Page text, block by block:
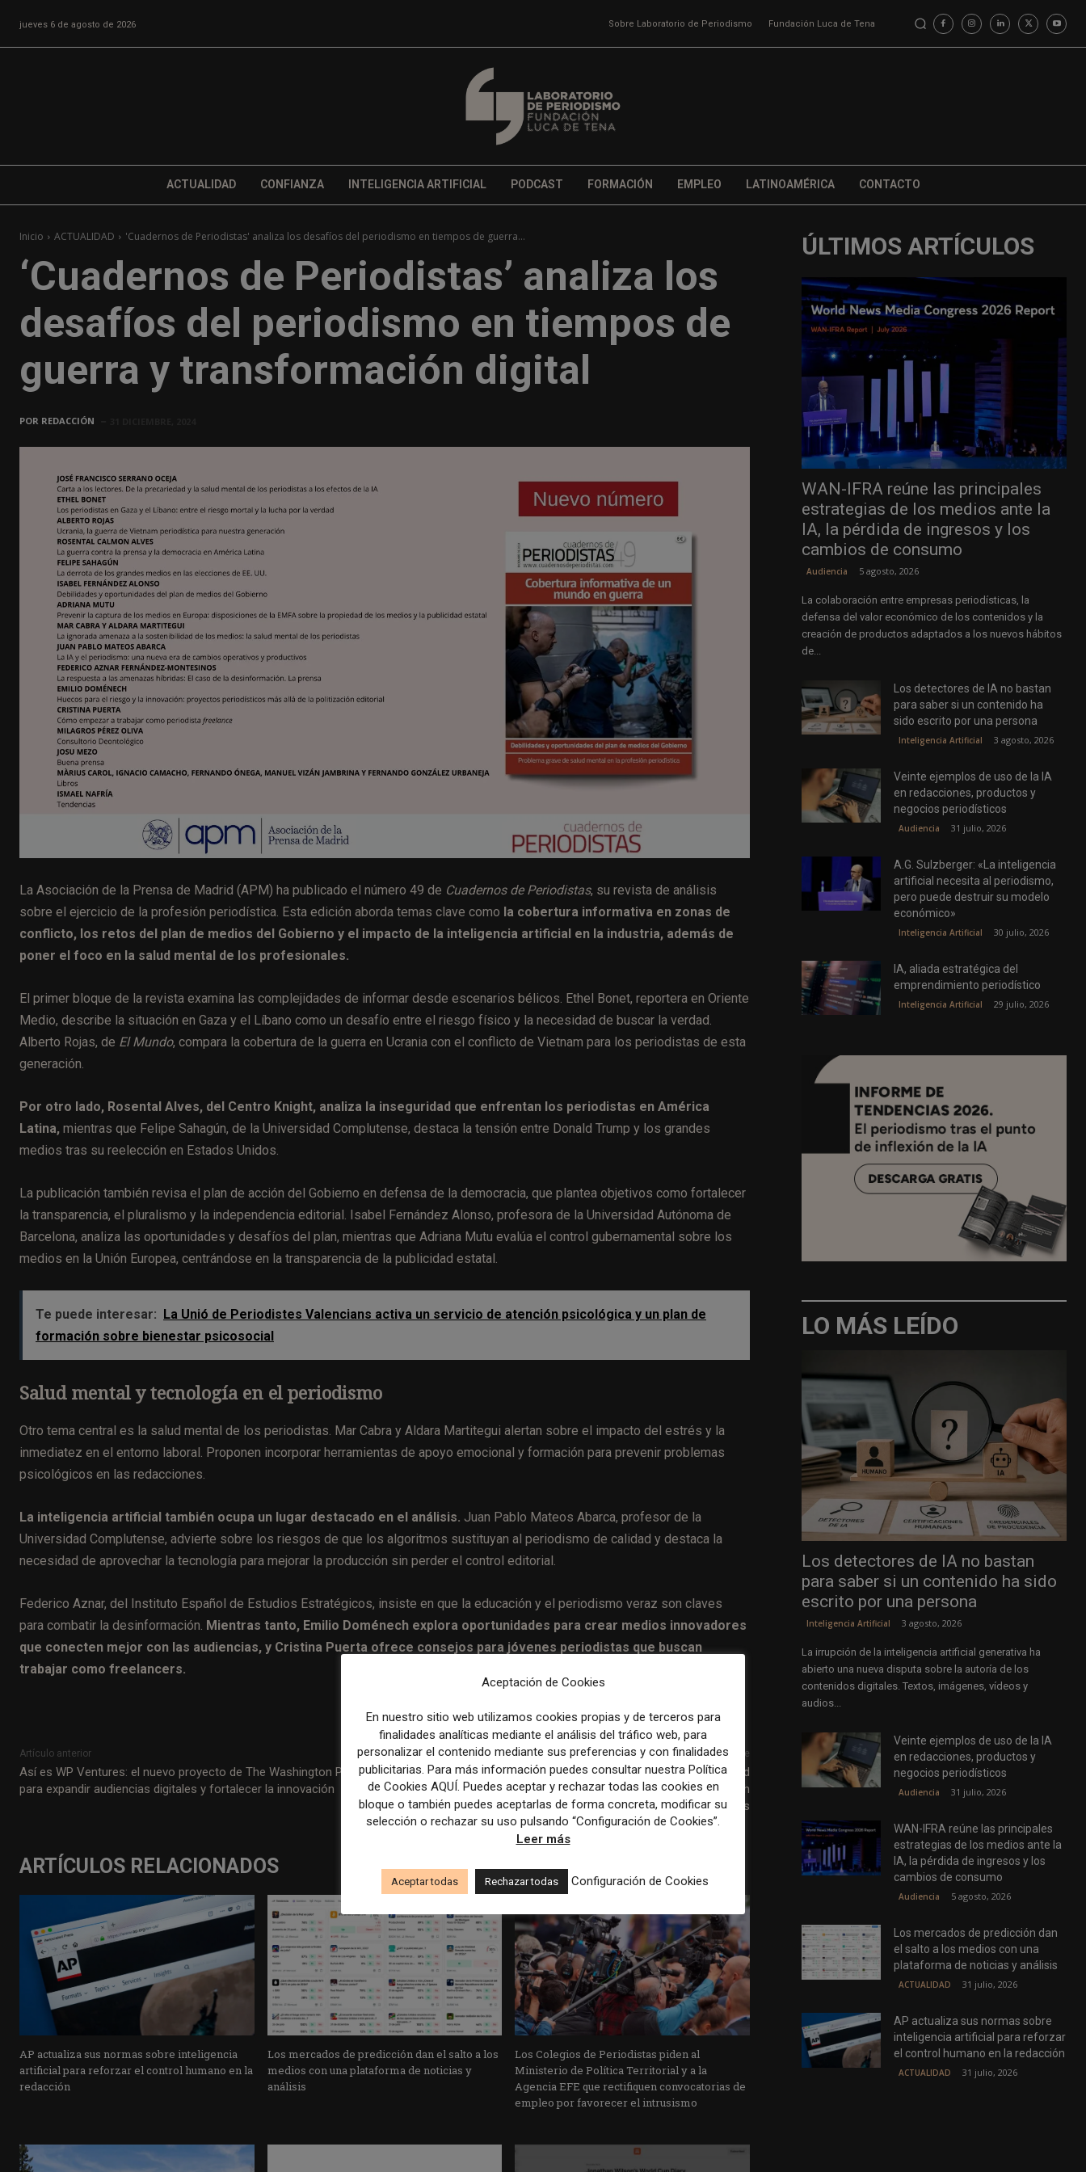
jueves 6 de agosto de 2026 Sobre Laboratorio de Periodismo Fundación Luca de Tena
ACTUALIDAD CONFIANZA INTELIGENCIA ARTIFICIAL PODCAST FORMACIÓN EMPLEO LATINOAMÉRICA CONTACTO
Inicio ACTUALIDAD 'Cuadernos de Periodistas' analiza los desafíos del periodismo en tiempos de guerra...
‘Cuadernos de Periodistas’ analiza los
desafíos del periodismo en tiempos de
guerra y transformación digital
POR REDACCIÓN
La Asociación de la Prensa de Madrid (APM) ha publicado el número 49 de Cuadernos de Periodistas, su revista de análisis
sobre el ejercicio de la profesión periodística. Esta edición aborda temas clave como la cobertura informativa en zonas de
conflicto, los retos del plan de medios del Gobierno y el impacto de la inteligencia artificial en la industria, además de
poner el foco en la salud mental de los profesionales.
El primer bloque de la revista examina las complejidades de informar desde escenarios bélicos. Ethel Bonet, reportera en Oriente
Medio, describe la situación en Gaza y el Líbano como un desafío entre el riesgo físico y la necesidad de buscar la verdad.
Alberto Rojas, de El Mundo, compara la cobertura de la guerra en Ucrania con el conflicto de Vietnam para los periodistas de esta
generación.
Por otro lado, Rosental Alves, del Centro Knight, analiza la inseguridad que enfrentan los periodistas en América
Latina, mientras que Felipe Sahagún, de la Universidad Complutense, destaca la tensión entre Donald Trump y los grandes
medios tras su reelección en Estados Unidos.
La publicación también revisa el plan de acción del Gobierno en defensa de la democracia, que plantea objetivos como fortalecer
la transparencia, el pluralismo y la independencia editorial. Isabel Fernández Alonso, profesora de la Universidad Autónoma de
Barcelona, analiza las oportunidades y desafíos del plan, mientras que Adriana Mutu evalúa el control gubernamental sobre los
medios en la Unión Europea, centrándose en la transparencia de la publicidad estatal.
Te puede interesar: La Unió de Periodistes Valencians activa un servicio de atención psicológica y un plan de
formación sobre bienestar psicosocial
Salud mental y tecnología en el periodismo
Otro tema central es la salud mental de los periodistas. Mar Cabra y Aldara Martitegui alertan sobre el impacto del estrés y la
inmediatez en el entorno laboral. Proponen incorporar herramientas de apoyo emocional y formación para prevenir problemas
psicológicos en las redacciones.
La inteligencia artificial también ocupa un lugar destacado en el análisis. Juan Pablo Mateos Abarca, profesor de la
Universidad Complutense, advierte sobre los riesgos de que los algoritmos sustituyan al periodismo de calidad y destaca la
necesidad de aprovechar la tecnología para mejorar la producción sin perder el control editorial.
Federico Aznar, del Instituto Español de Estudios Estratégicos, insiste en que la educación y el periodismo veraz son claves
para combatir la desinformación. Mientras tanto, Emilio Doménech explora oportunidades para crear medios innovadores
que conecten mejor con las audiencias, y Cristina Puerta ofrece consejos para jóvenes periodistas que buscan
trabajar como freelancers.
Artículo anterior
Así es WP Ventures: el nuevo proyecto de The Washington Post
para expandir audiencias digitales y fortalecer la innovación
Artículo siguiente
The Factuality of News on Twitter According to Digital Qualified
Audiences: Expectations, Perceptions, and Divergences with
Journalism Considerations
ARTÍCULOS RELACIONADOS
AP actualiza sus normas sobre inteligencia
artificial para reforzar el control humano en la
redacción
Los mercados de predicción dan el salto a los
medios con una plataforma de noticias y
análisis
Los Colegios de Periodistas piden al
Ministerio de Política Territorial y a la
Agencia EFE que rectifiquen convocatorias de
empleo por favorecer el intrusismo
ÚLTIMOS ARTÍCULOS
WAN-IFRA reúne las principales
estrategias de los medios ante la
IA, la pérdida de ingresos y los
cambios de consumo
Audiencia 5 agosto, 2026
La colaboración entre empresas periodísticas, la
defensa del valor económico de los contenidos y la
creación de productos adaptados a los nuevos hábitos
de...
Los detectores de IA no bastan
para saber si un contenido ha
sido escrito por una persona
Inteligencia Artificial 3 agosto, 2026
Veinte ejemplos de uso de la IA
en redacciones, productos y
negocios periodísticos
Audiencia 31 julio, 2026
A.G. Sulzberger: «La inteligencia
artificial necesita al periodismo,
pero puede destruir su modelo
económico»
Inteligencia Artificial 30 julio, 2026
IA, aliada estratégica del
emprendimiento periodístico
Inteligencia Artificial 29 julio, 2026
LO MÁS LEÍDO
Los detectores de IA no bastan
para saber si un contenido ha sido
escrito por una persona
Inteligencia Artificial 3 agosto, 2026
La irrupción de la inteligencia artificial generativa ha
abierto una nueva disputa sobre la autoría de los
contenidos digitales. Textos, imágenes, vídeos y
audios...
Veinte ejemplos de uso de la IA
en redacciones, productos y
negocios periodísticos
Audiencia 31 julio, 2026
WAN-IFRA reúne las principales
estrategias de los medios ante la
IA, la pérdida de ingresos y los
cambios de consumo
Audiencia 5 agosto, 2026
Los mercados de predicción dan
el salto a los medios con una
plataforma de noticias y análisis
ACTUALIDAD 31 julio, 2026
AP actualiza sus normas sobre
inteligencia artificial para reforzar
el control humano en la redacción
ACTUALIDAD 31 julio, 2026
Aceptación de Cookies
En nuestro sitio web utilizamos cookies propias y de terceros para
finalidades analíticas mediante el análisis del tráfico web, para
personalizar el contenido mediante sus preferencias y con finalidades
publicitarias. Para más información puedes consultar nuestra Política
de Cookies AQUÍ. Puedes aceptar y rechazar todas las cookies en
bloque o también puedes aceptarlas de forma concreta, modificar su
selección o rechazar su uso pulsando “Configuración de Cookies”.
Leer más
Aceptar todas Rechazar todas Configuración de Cookies